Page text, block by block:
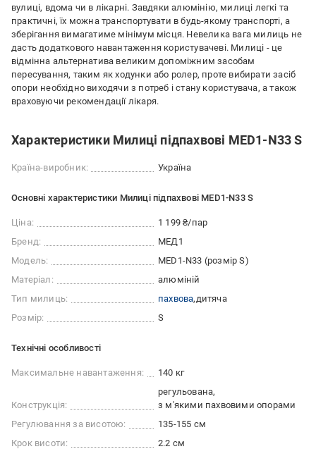
вулиці, вдома чи в лікарні. Завдяки алюмінію, милиці легкі та
практичні, їх можна транспортувати в будь-якому транспорті, а
зберігання вимагатиме мінімум місця. Невелика вага милиць не
дасть додаткового навантаження користувачеві. Милиці - це
відмінна альтернатива великим допоміжним засобам
пересування, таким як ходунки або ролер, проте вибирати засіб
опори необхідно виходячи з потреб і стану користувача, а також
враховуючи рекомендації лікаря.
Характеристики Милиці підпахвові MED1-N33 S
Країна-виробник: Україна
Основні характеристики Милиці підпахвові MED1-N33 S
Ціна:
1 199 ₴/пар
Бренд:
МЕД1
Модель:
MED1-N33 (розмір S)
Матеріал:
алюміній
Тип милиць:
пахвова дитяча
Розмір:
S
Технічні особливості
Максимальне навантаження: 140 кг
Конструкція:
регульована
з м'якими пахвовими опорами
Регулювання за висотою:
135-155 см
Крок висоти:
2.2 см